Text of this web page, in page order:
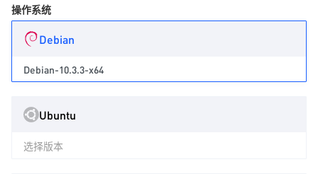
操作系统
Debian
Debian-10.3.3-x64
Ubuntu
选择版本